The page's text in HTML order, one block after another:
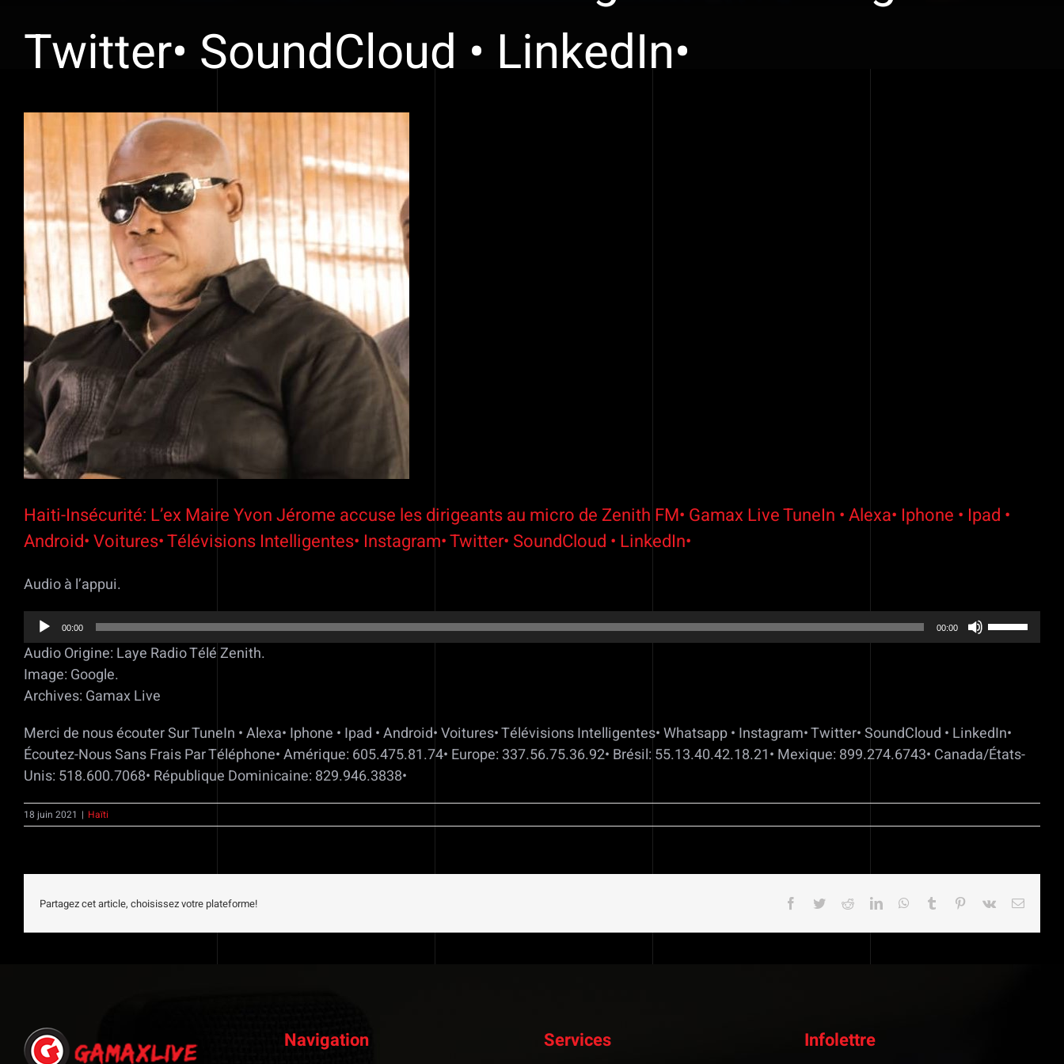
Twitter• SoundCloud • LinkedIn•
Voir
agrandie
Haiti-Insécurité: L’ex Maire Yvon Jérome accuse les dirigeants au micro de Zenith FM• Gamax Live TuneIn • Alexa• Iphone • Ipad •
Android• Voitures• Télévisions Intelligentes• Instagram• Twitter• SoundCloud • LinkedIn•
Audio à l’appui.
Lecteur
audio
00:00 00:00
Utilisez
les
augmenter
ou
Audio Origine: Laye Radio Télé Zenith.
Image: Google.
Archives: Gamax Live
Merci de nous écouter Sur TuneIn • Alexa• Iphone • Ipad • Android• Voitures• Télévisions Intelligentes• Whatsapp • Instagram• Twitter• SoundCloud • LinkedIn•
Écoutez-Nous Sans Frais Par Téléphone• Amérique: 605.475.81.74• Europe: 337.56.75.36.92• Brésil: 55.13.40.42.18.21• Mexique: 899.274.6743• Canada/États-
Unis: 518.600.7068• République Dominicaine: 829.946.3838•
18 juin 2021 | Haïti
Partagez cet article, choisissez votre plateforme! Facebook
TwitterRedditLinkedInWhatsApp
Tumblr Pinterest
Vk Email
Navigation Services Infolettre